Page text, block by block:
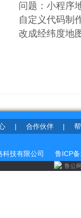
问题：小程序
自定义代码制
改成经纬度地
| 合作伙伴 |
技有限公司 鲁ICP
鲁公